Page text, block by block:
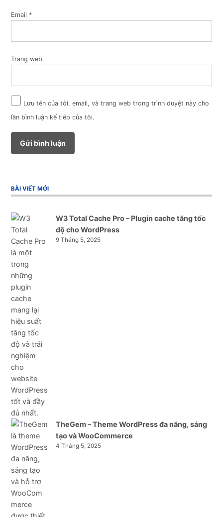
Email *
Trang web
Lưu tên của tôi, email, và trang web trong trình duyệt này cho
lần bình luận kế tiếp của tôi.
BÀI VIẾT MỚI
W3 Total Cache Pro – Plugin cache tăng tốc
độ cho WordPress
9 Tháng 5, 2025
TheGem – Theme WordPress đa năng, sáng
tạo và WooCommerce
4 Tháng 5, 2025